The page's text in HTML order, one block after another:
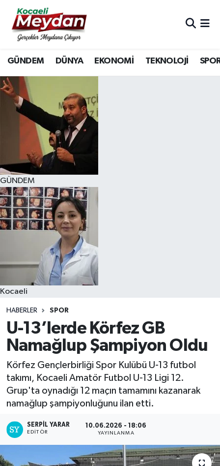
GÜNDEM DÜNYA EKONOMİ TEKNOLOJİ
GÜNDEM
Kocaeli
HABERLER SPOR
U-13’lerde Körfez GB
Namağlup Şampiyon Oldu
Körfez Gençlerbirliği Spor Kulübü U-13 futbol
takımı, Kocaeli Amatör Futbol U-13 Ligi 12.
Grup'ta oynadığı 12 maçın tamamını kazanarak
namağlup şampiyonluğunu ilan etti.
SERPİL YARAR
EDITÖR
10.06.2026 - 18:06
YAYINLANMA
Nöbetçi Eczaneler
Hava Durumu
Trafik Durumu
Süper Lig Puan Durumu ve Fikstür
Tüm Manşetler
Son Dakika Haberleri
Haber Arşivi